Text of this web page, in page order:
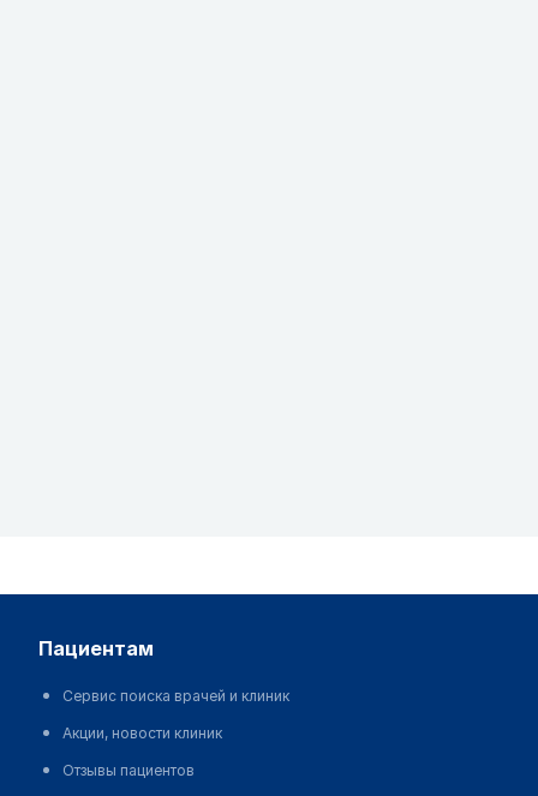
пациентам
Сервис поиска врачей и клиник
Акции, новости клиник
Отзывы пациентов